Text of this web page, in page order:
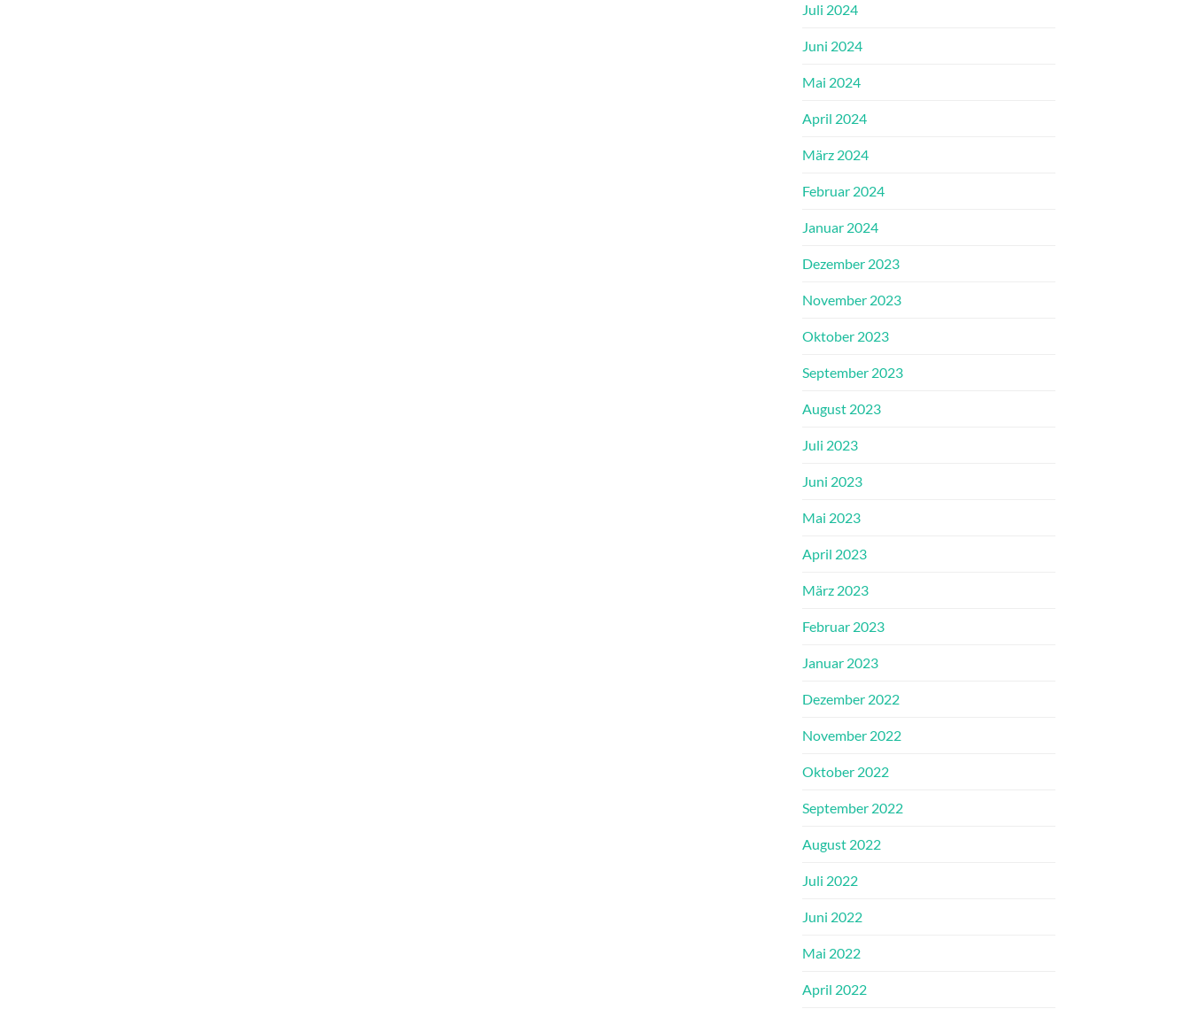
Juli 2024
Juni 2024
Mai 2024
April 2024
März 2024
Februar 2024
Januar 2024
Dezember 2023
November 2023
Oktober 2023
September 2023
August 2023
Juli 2023
Juni 2023
Mai 2023
April 2023
März 2023
Februar 2023
Januar 2023
Dezember 2022
November 2022
Oktober 2022
September 2022
August 2022
Juli 2022
Juni 2022
Mai 2022
April 2022